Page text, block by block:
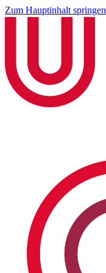
Zum Hauptinhalt springen